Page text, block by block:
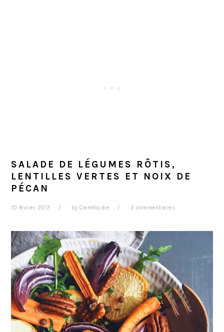
SALADE DE LÉGUMES RÔTIS,
LENTILLES VERTES ET NOIX DE
PÉCAN
10 février 2017 byClemfoodie 2 commentaires